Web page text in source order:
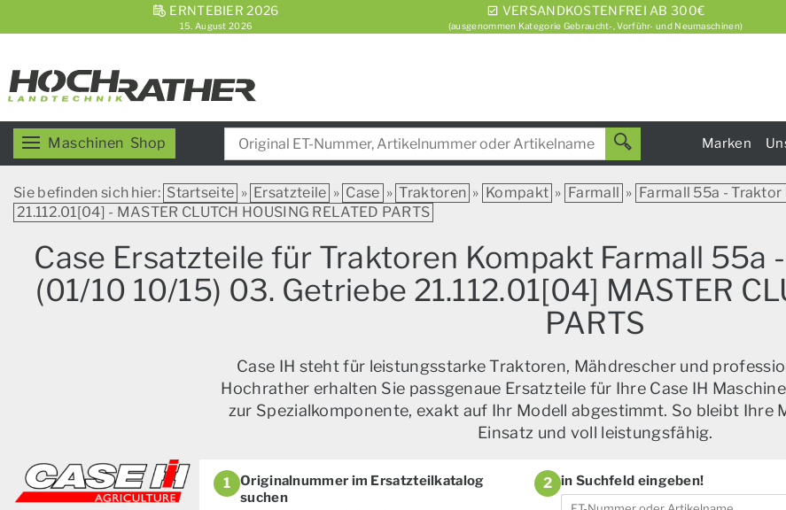
ERNTEBIER 2026
15. August 2026
VERSANDKOSTENFREI AB 300€
(ausgenommen Kategorie Gebraucht-, Vorführ- und Neumaschinen)
Maschinen Shop Marken
Sie befinden sich hier: Startseite » Ersatzteile » Case » Traktoren » Kompakt » Farmall » Farmall 55a - Traktor
21.112.01[04] - MASTER CLUTCH HOUSING RELATED PARTS
Case Ersatzteile für Traktoren Kompakt Farmall 55a
(01/10 10/15) 03. Getriebe 21.112.01[04] MASTER
PARTS
Case IH steht für leistungsstarke Traktoren, Mähdrescher und
Hochrather erhalten Sie passgenaue Ersatzteile für Ihre Case IH
zur Spezialkomponente, exakt auf Ihr Modell abgestimmt. So bleibt Ihre
Einsatz und voll leistungsfähig.
1
Originalnummer im Ersatzteilkatalog
suchen
2 in Suchfeld eingeben!